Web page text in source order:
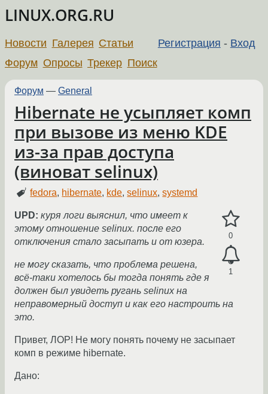
LINUX.ORG.RU
Регистрация - Вход
Новости Галерея Статьи
Форум Опросы Трекер Поиск
Форум — General
Hibernate не усыпляет комп
при вызове из меню KDE
из-за прав доступа
(виноват selinux)
fedora, hibernate, kde,selinux,systemd
0
1
UPD: куря логи выяснил, что имеет к
этому отношение selinux. после его
отключения стало засыпать и от юзера.
не могу сказать, что проблема решена,
всё-таки хотелось бы тогда понять где я
должен был увидеть ругань selinux на
неправомерный доступ и как его настроить на
это.
Привет, ЛОР! Не могу понять почему не засыпает
комп в режиме hibernate.
Дано: